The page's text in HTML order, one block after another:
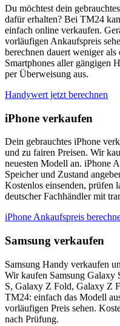
Du möchtest dein
dafür erhalten? Bei TM24
einfach online verkaufen.
vorläufigen Ankaufspreis
berechnen dauert weniger
Smartphones aller gängigen
per Überweisung aus.
Handywert jetzt berechnen
iPhone verkaufen
Dein gebrauchtes iPhone
und zu fairen Preisen. Wir
neuesten Modell an. iPhone
Speicher und Zustand
Kostenlos einsenden, prüfen
deutscher Fachhändler mit
iPhone Ankaufspreis
Samsung verkaufen
Samsung Handy verkaufen
Wir kaufen Samsung Galaxy
S, Galaxy Z Fold, Galaxy Z
TM24: einfach das Modell
vorläufigen Preis sehen.
nach Prüfung.